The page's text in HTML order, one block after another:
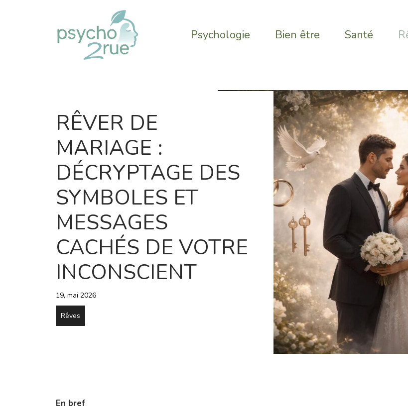
Psychologie Bien être Santé
RÊVER DE
MARIAGE :
DÉCRYPTAGE DES
SYMBOLES ET
MESSAGES
CACHÉS DE VOTRE
INCONSCIENT
19, mai 2026
Rêves
En bref